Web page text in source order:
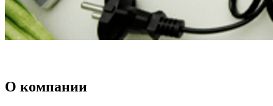
О компании